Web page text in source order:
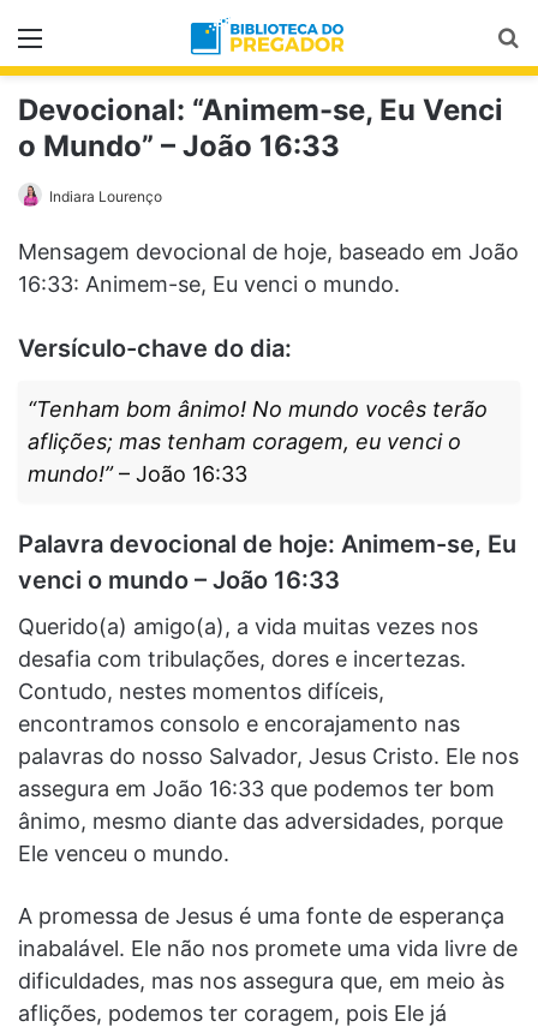
Menu
Devocional: “Animem-se, Eu Venci
o Mundo” – João 16:33
Indiara Lourenço
Mensagem devocional de hoje, baseado em João
16:33: Animem-se, Eu venci o mundo.
Versículo-chave do dia:
“Tenham bom ânimo! No mundo vocês terão
aflições; mas tenham coragem, eu venci o
mundo!”– João 16:33
Palavra devocional de hoje: Animem-se, Eu
venci o mundo – João 16:33
Querido(a) amigo(a), a vida muitas vezes nos
desafia com tribulações, dores e incertezas.
Contudo, nestes momentos difíceis,
encontramos consolo e encorajamento nas
palavras do nosso Salvador, Jesus Cristo. Ele nos
assegura em João 16:33 que podemos ter bom
ânimo, mesmo diante das adversidades, porque
Ele venceu o mundo.
A promessa de Jesus é uma fonte de esperança
inabalável. Ele não nos promete uma vida livre de
dificuldades, mas nos assegura que, em meio às
aflições, podemos ter coragem, pois Ele já